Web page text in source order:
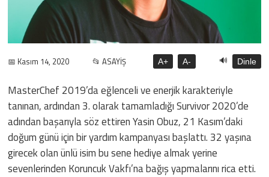
📅 Kasım 14, 2020 📂 ASAYİŞ A+ A- 🔊 Dinle
MasterChef 2019’da eğlenceli ve enerjik karakteriyle
tanınan, ardından 3. olarak tamamladığı Survivor 2020’de
adından başarıyla söz ettiren Yasin Obuz, 21 Kasım’daki
doğum günü için bir yardım kampanyası başlattı. 32 yaşına
girecek olan ünlü isim bu sene hediye almak yerine
sevenlerinden Koruncuk Vakfı’na bağış yapmalarını rica etti.